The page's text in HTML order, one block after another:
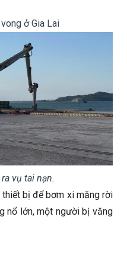
ở Gia Lai
vụ tai nạn.
bị để bơm xi măng rời
nổ lớn, một người bị văng